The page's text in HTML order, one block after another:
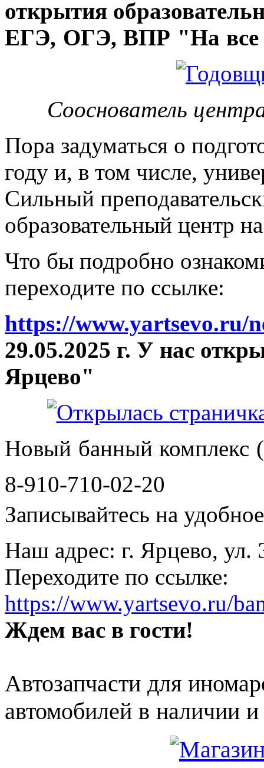
открытия
ЕГЭ, ОГЭ, ВПР "На все
Сооснователь
Пора задуматься о
году и, в том числе,
Сильный
образовательный центр
Что бы подробно
переходите по ссылке:
https://www.yartsevo.ru/
29.05.2025 г. У нас
Ярцево"
Новый банный комплекс
8-910-710-02-20
Записывайтесь на
Наш адрес: г. Ярцево, ул.
Переходите по ссылке:
https://www.yartsevo.ru/
Ждем вас в гости!
Автозапчасти для
автомобилей в наличии и